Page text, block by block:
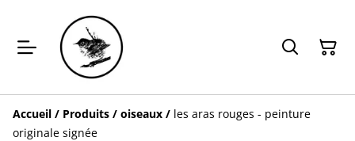
Accueil / Produits / oiseaux / les aras rouges - peinture
originale signée